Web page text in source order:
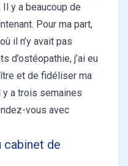
y a beaucoup de
Pour ma part,
il n’y avait pas
d’ostéopathie, j’ai eu
et de fidéliser ma
y a trois semaines
vous avec
cabinet de